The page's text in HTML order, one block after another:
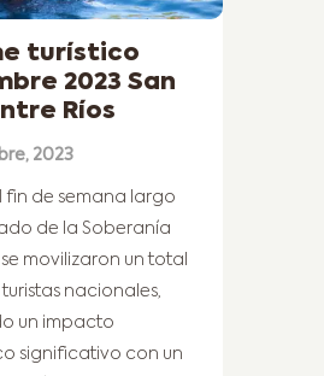
turístico
2023 San
Ríos
2023
fin de semana largo
de la Soberanía
movilizaron un total
turistas nacionales,
un impacto
significativo con un